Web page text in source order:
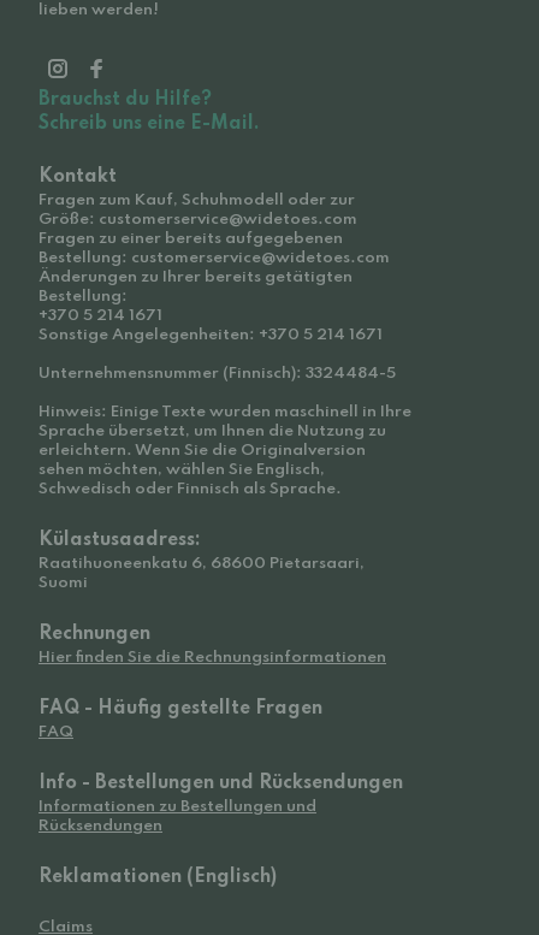
lieben werden!
Brauchst du Hilfe?
Schreib uns eine E-Mail.
Kontakt
Fragen zum Kauf, Schuhmodell oder zur
Größe: customerservice@widetoes.com
Fragen zu einer bereits aufgegebenen
Bestellung: customerservice@widetoes.com
Änderungen zu Ihrer bereits getätigten
Bestellung:
+370 5 214 1671
Sonstige Angelegenheiten: +370 5 214 1671
Unternehmensnummer (Finnisch): 3324484-5
Hinweis: Einige Texte wurden maschinell in Ihre
Sprache übersetzt, um Ihnen die Nutzung zu
erleichtern. Wenn Sie die Originalversion
sehen möchten, wählen Sie Englisch,
Schwedisch oder Finnisch als Sprache.
Külastusaadress:
Raatihuoneenkatu 6, 68600 Pietarsaari,
Suomi
Rechnungen
Hier finden Sie die Rechnungsinformationen
FAQ - Häufig gestellte Fragen
FAQ
Info - Bestellungen und Rücksendungen
Informationen zu Bestellungen und
Rücksendungen
Reklamationen (Englisch)
Claims